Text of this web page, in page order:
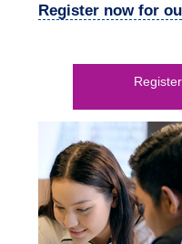
Register now for